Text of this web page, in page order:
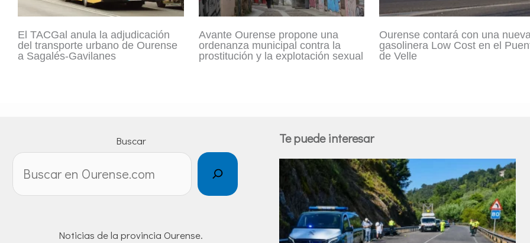
El TACGal anula la adjudicación
del transporte urbano de Ourense
a Sagalés-Gavilanes
Avante Ourense propone una
ordenanza municipal contra la
prostitución y la explotación sexual
Ourense contará con una
gasolinera Low Cost en el
de Velle
Buscar
Noticias de la provincia Ourense.
Te puede interesar